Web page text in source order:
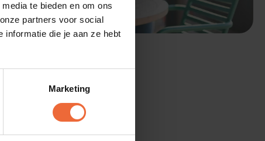
te bieden en om ons
partners voor social
informatie die je aan ze hebt
Marketing
Klantverhalen